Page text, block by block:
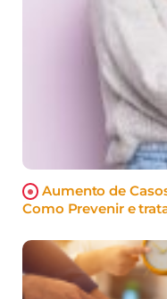
Aumento de
Como Prevenir e